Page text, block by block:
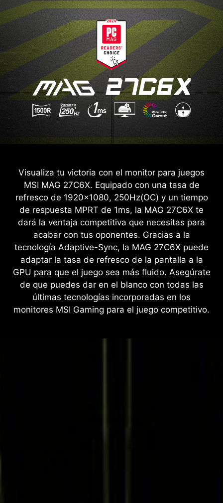
Visualiza tu victoria con el monitor para juegos
MSI MAG 27C6X. Equipado con una tasa de
refresco de 1920x1080, 250Hz(OC) y un tiempo
de respuesta MPRT de 1ms, la MAG 27C6X te
dará la ventaja competitiva que necesitas para
acabar con tus oponentes. Gracias a la
tecnología Adaptive-Sync, la MAG 27C6X puede
adaptar la tasa de refresco de la pantalla a la
GPU para que el juego sea más fluido. Asegúrate
de que puedes dar en el blanco con todas las
últimas tecnologías incorporadas en los
monitores MSI Gaming para el juego competitivo.